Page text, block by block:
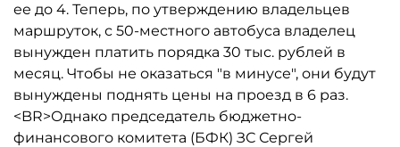
ее до 4. Теперь, по утверждению владельцев
маршруток, с 50-местного автобуса владелец
вынужден платить порядка 30 тыс. рублей в
месяц. Чтобы не оказаться "в минусе", они будут
вынуждены поднять цены на проезд в 6 раз.
<BR>Однако председатель бюджетно-
финансового комитета (БФК) ЗС Сергей